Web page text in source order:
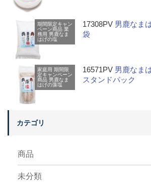
期間限定キャン
ペーン商品 業
務用 男鹿なま
はげの塩
17308PV 男鹿なま
袋
家庭用 期間限
定キャンペーン
商品 男鹿なま
はげの藻塩
16571PV 男鹿なま
スタンドパック
カテゴリ
商品
未分類